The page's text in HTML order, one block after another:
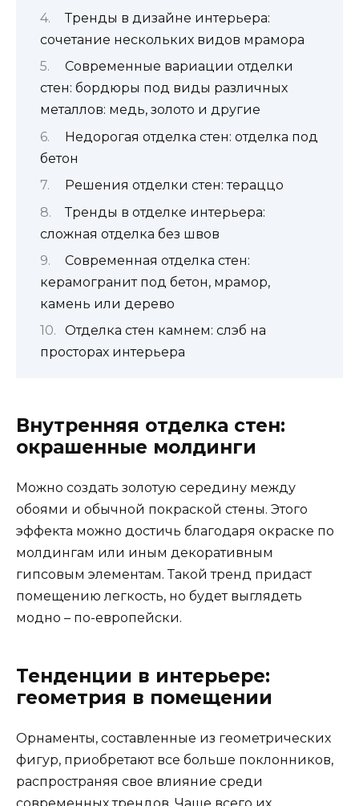
Тренды в дизайне интерьера:
сочетание нескольких видов мрамора
Современные вариации отделки
стен: бордюры под виды различных
металлов: медь, золото и другие
Недорогая отделка стен: отделка под
бетон
Решения отделки стен: тераццо
Тренды в отделке интерьера:
сложная отделка без швов
Современная отделка стен:
керамогранит под бетон, мрамор,
камень или дерево
Отделка стен камнем: слэб на
просторах интерьера
Внутренняя отделка стен:
окрашенные молдинги
Можно создать золотую середину между
обоями и обычной покраской стены. Этого
эффекта можно достичь благодаря окраске по
молдингам или иным декоративным
гипсовым элементам. Такой тренд придаст
помещению легкость, но будет выглядеть
модно – по-европейски.
Тенденции в интерьере:
геометрия в помещении
Орнаменты, составленные из геометрических
фигур, приобретают все больше поклонников,
распространяя свое влияние среди
современных трендов. Чаще всего их